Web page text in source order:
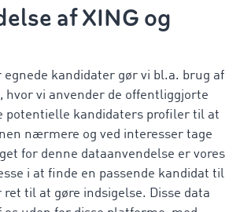
af XING og
egnede kandidater gør vi bl.a. brug af
hvor vi anvender de offentliggjorte
potentielle kandidaters profiler til at
nærmere og ved interesser tage
for denne dataanvendelse er vores
i at finde en passende kandidat til
til at gøre indsigelse. Disse data